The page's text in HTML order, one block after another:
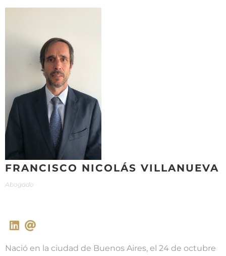
Skip
FRANCISCO NICOLÁS VILLANUEVA
Abogado
Nació en la ciudad de Buenos Aires, el 24 de octubre